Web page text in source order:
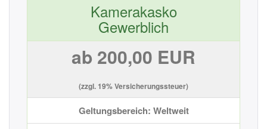
Kamerakasko
Gewerblich
ab 200,00 EUR
(zzgl. 19% Versicherungssteuer)
Geltungsbereich: Weltweit